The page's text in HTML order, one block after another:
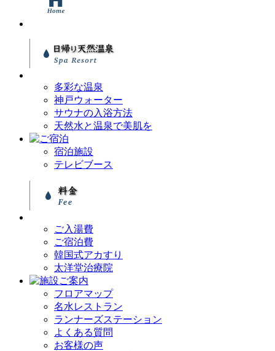
多彩な温泉
神戸ウォーター
サウナの入浴方法
天然水と温泉で美肌を
宿泊施設
テレビブース
ご入湯費
ご宿泊費
韓国式アカすり
太洋堂治療院
フロアマップ
名水レストラン
ランナーズステーション
よくある質問
お客様の声